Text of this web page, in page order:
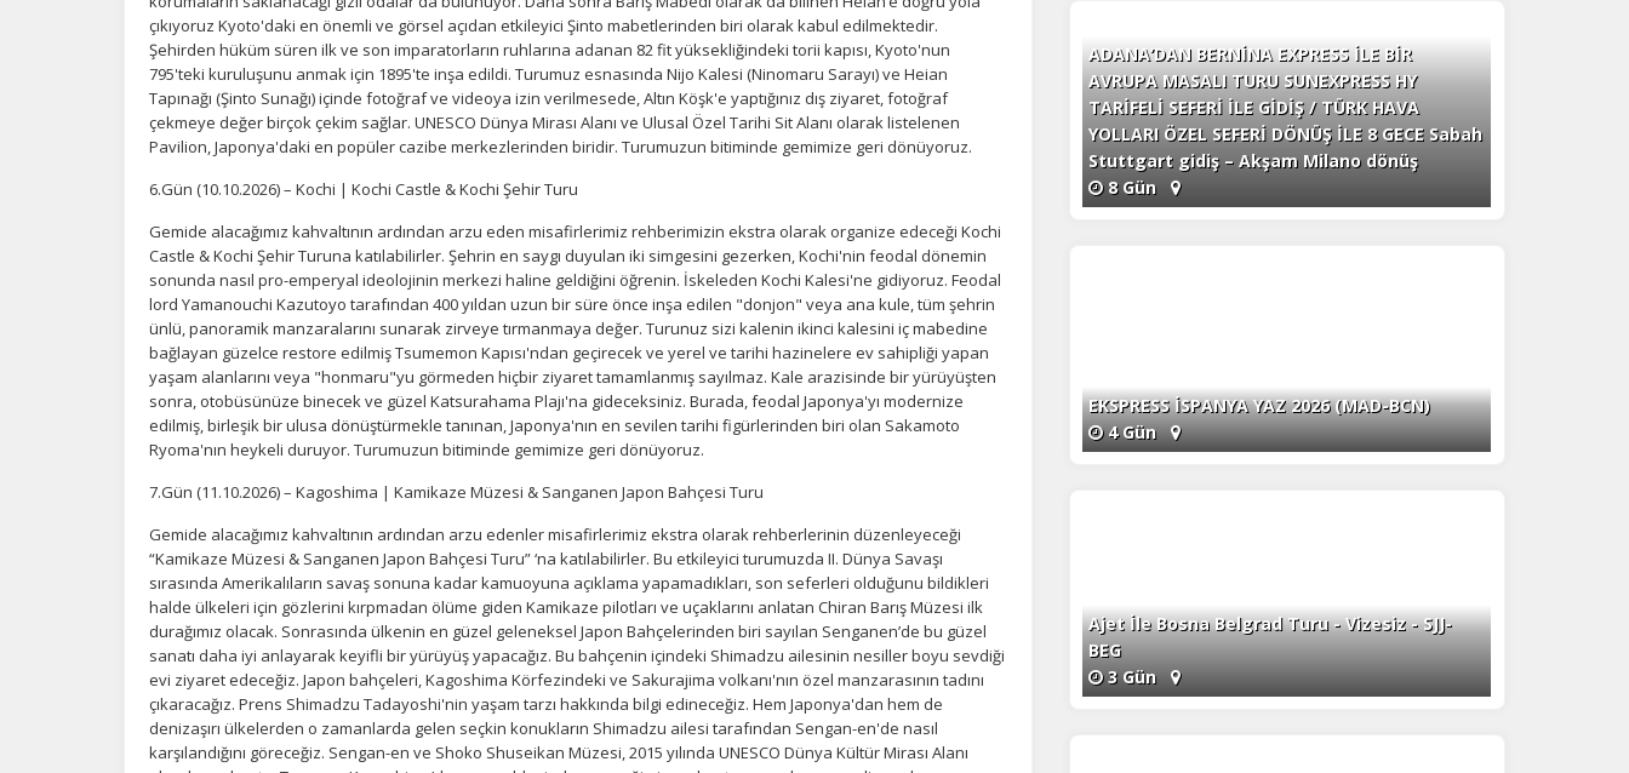
ÇEREZ KULLANIM AYARLARINIZ
Çerez tercihlerinizibelirleyin
Size daha kişiselleştirilmiş bir web deneyimi sunmak için bazı bilgileri tarayıcınızda
depolayabilir, bunları yurt içi ve yurt dışındaki hizmet sağlayıcılarla paylaşabiliriz. Buna
bilir.Daha fazla bilgi için
Zorunlu Çerezler HER ZAMAN AKTIF
Oturum yönetimi, güvenlik ve temel site işlevleri için gereklidir. Bu
çerezler olmadan site düzgün çalışmaz ve devre dışı bırakılamaz.
İstatistik Çerezleri
sayfaların popüler olduğunu ve kullanıcıların nerede zorluk yaşadığını
Pazarlama Çerezleri
Size ve ilgi alanlarınıza uygun reklamlar göstermek için kullanılır.
Kapatırsanız reklamları görmeye devam edersiniz, ancak daha az
alakalı olabilirler.
çıkıyoruz Kyoto'daki en önemli ve görsel açıdan etkileyici Şinto mabetlerinden biri olarak kabul edilmektedir.
Şehirden hüküm süren ilk ve son imparatorların ruhlarına adanan 82 fit yüksekliğindeki torii kapısı, Kyoto'nun
795'teki kuruluşunu anmak için 1895'te inşa edildi. Turumuz esnasında Nijo Kalesi (Ninomaru Sarayı) ve Heian
Tapınağı (Şinto Sunağı) içinde fotoğraf ve videoya izin verilmesede, Altın Köşk'e yaptığınız dış ziyaret, fotoğraf
çekmeye değer birçok çekim sağlar. UNESCO Dünya Mirası Alanı ve Ulusal Özel Tarihi Sit Alanı olarak listelenen
Pavilion, Japonya'daki en popüler cazibe merkezlerinden biridir. Turumuzun bitiminde gemimize geri dönüyoruz.
6.Gün (10.10.2026) – Kochi | Kochi Castle & Kochi Şehir Turu
Gemide alacağımız kahvaltının ardından arzu eden misafirlerimiz rehberimizin ekstra olarak organize edeceği Kochi
Castle & Kochi Şehir Turuna katılabilirler. Şehrin en saygı duyulan iki simgesini gezerken, Kochi'nin feodal dönemin
sonunda nasıl pro-emperyal ideolojinin merkezi haline geldiğini öğrenin. İskeleden Kochi Kalesi'ne gidiyoruz. Feodal
lord Yamanouchi Kazutoyo tarafından 400 yıldan uzun bir süre önce inşa edilen "donjon" veya ana kule, tüm şehrin
ünlü, panoramik manzaralarını sunarak zirveye tırmanmaya değer. Turunuz sizi kalenin ikinci kalesini iç mabedine
bağlayan güzelce restore edilmiş Tsumemon Kapısı'ndan geçirecek ve yerel ve tarihi hazinelere ev sahipliği yapan
yaşam alanlarını veya "honmaru"yu görmeden hiçbir ziyaret tamamlanmış sayılmaz. Kale arazisinde bir yürüyüşten
sonra, otobüsünüze binecek ve güzel Katsurahama Plajı'na gideceksiniz. Burada, feodal Japonya'yı modernize
edilmiş, birleşik bir ulusa dönüştürmekle tanınan, Japonya'nın en sevilen tarihi figürlerinden biri olan Sakamoto
Ryoma'nın heykeli duruyor. Turumuzun bitiminde gemimize geri dönüyoruz.
7.Gün (11.10.2026) – Kagoshima | Kamikaze Müzesi & Sanganen Japon Bahçesi Turu
Gemide alacağımız kahvaltının ardından arzu edenler misafirlerimiz ekstra olarak rehberlerinin düzenleyeceği
“Kamikaze Müzesi & Sanganen Japon Bahçesi Turu” ‘na katılabilirler. Bu etkileyici turumuzda II. Dünya Savaşı
sırasında Amerikalıların savaş sonuna kadar kamuoyuna açıklama yapamadıkları, son seferleri olduğunu bildikleri
halde ülkeleri için gözlerini kırpmadan ölüme giden Kamikaze pilotları ve uçaklarını anlatan Chiran Barış Müzesi ilk
durağımız olacak. Sonrasında ülkenin en güzel geleneksel Japon Bahçelerinden biri sayılan Senganen’de bu güzel
sanatı daha iyi anlayarak keyifli bir yürüyüş yapacağız. Bu bahçenin içindeki Shimadzu ailesinin nesiller boyu sevdiği
evi ziyaret edeceğiz. Japon bahçeleri, Kagoshima Körfezindeki ve Sakurajima volkanı'nın özel manzarasının tadını
çıkaracağız. Prens Shimadzu Tadayoshi'nin yaşam tarzı hakkında bilgi edineceğiz. Hem Japonya'dan hem de
denizaşırı ülkelerden o zamanlarda gelen seçkin konukların Shimadzu ailesi tarafından Sengan-en'de nasıl
karşılandığını göreceğiz. Sengan-en ve Shoko Shuseikan Müzesi, 2015 yılında UNESCO Dünya Kültür Mirası Alanı
ADANA’DAN BERNİNA EXPRESS İLE BİR
AVRUPA MASALI TURU SUNEXPRESS HY
TARİFELİ SEFERİ İLE GİDİŞ / TÜRK HAVA
YOLLARI ÖZEL SEFERİ DÖNÜŞ İLE 8 GECE Sabah
Stuttgart gidiş – Akşam Milano dönüş
8 Gün
EKSPRESS İSPANYA YAZ 2026 (MAD-BCN)
4 Gün
Ajet İle Bosna Belgrad Turu - Vizesiz - SJJ-
BEG
3 Gün